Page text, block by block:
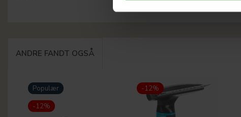
ANDRE FANDT OGSÅ
Populær
-12%
-12%